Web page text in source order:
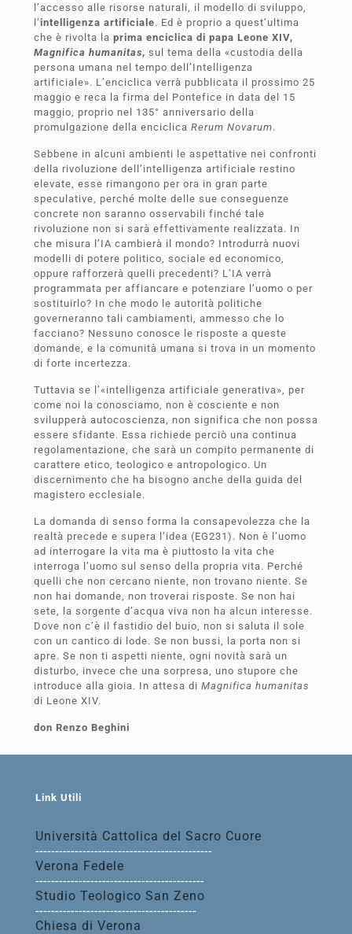
l’accesso alle risorse naturali, il modello di sviluppo,
l’intelligenza artificiale. Ed è proprio a quest’ultima
che è rivolta la prima enciclica di papa Leone XIV,
Magnifica humanitas, sul tema della «custodia della
persona umana nel tempo dell’Intelligenza
artificiale». L’enciclica verrà pubblicata il prossimo 25
maggio e reca la firma del Pontefice in data del 15
maggio, proprio nel 135° anniversario della
promulgazione della enciclica Rerum Novarum.
Sebbene in alcuni ambienti le aspettative nei confronti
della rivoluzione dell’intelligenza artificiale restino
elevate, esse rimangono per ora in gran parte
speculative, perché molte delle sue conseguenze
concrete non saranno osservabili finché tale
rivoluzione non si sarà effettivamente realizzata. In
che misura l’IA cambierà il mondo? Introdurrà nuovi
modelli di potere politico, sociale ed economico,
oppure rafforzerà quelli precedenti? L’IA verrà
programmata per affiancare e potenziare l’uomo o per
sostituirlo? In che modo le autorità politiche
governeranno tali cambiamenti, ammesso che lo
facciano? Nessuno conosce le risposte a queste
domande, e la comunità umana si trova in un momento
di forte incertezza.
Tuttavia se l’«intelligenza artificiale generativa», per
come noi la conosciamo, non è cosciente e non
svilupperà autocoscienza, non significa che non possa
essere sfidante. Essa richiede perciò una continua
regolamentazione, che sarà un compito permanente di
carattere etico, teologico e antropologico. Un
discernimento che ha bisogno anche della guida del
magistero ecclesiale.
La domanda di senso forma la consapevolezza che la
realtà precede e supera l’idea (EG231). Non è l’uomo
ad interrogare la vita ma è piuttosto la vita che
interroga l’uomo sul senso della propria vita. Perché
quelli che non cercano niente, non trovano niente. Se
non hai domande, non troverai risposte. Se non hai
sete, la sorgente d’acqua viva non ha alcun interesse.
Dove non c’è il fastidio del buio, non si saluta il sole
con un cantico di lode. Se non bussi, la porta non si
apre. Se non ti aspetti niente, ogni novità sarà un
disturbo, invece che una sorpresa, uno stupore che
introduce alla gioia. In attesa di Magnifica humanitas
di Leone XIV.
don Renzo Beghini
Link Utili
Università Cattolica del Sacro Cuore
---------------------------------------------
Verona Fedele
-------------------------------------------
Studio Teologico San Zeno
-----------------------------------------
Chiesa di Verona